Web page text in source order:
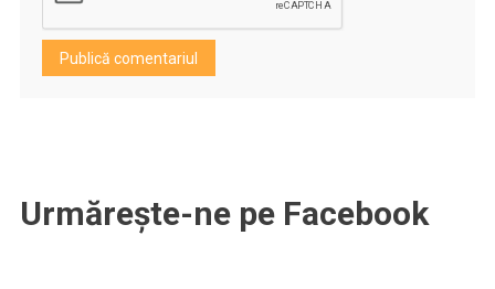
Urmărește-ne pe Facebook